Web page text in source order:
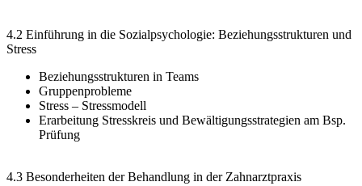
4.2 Einführung in die Sozialpsychologie: Beziehungsstrukturen und
Stress
Beziehungsstrukturen in Teams
Gruppenprobleme
Stress – Stressmodell
Erarbeitung Stresskreis und Bewältigungsstrategien am Bsp.
Prüfung
4.3 Besonderheiten der Behandlung in der Zahnarztpraxis